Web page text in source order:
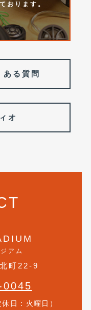
おります。
る質問
オ
アム
町22-9
日：火曜日）